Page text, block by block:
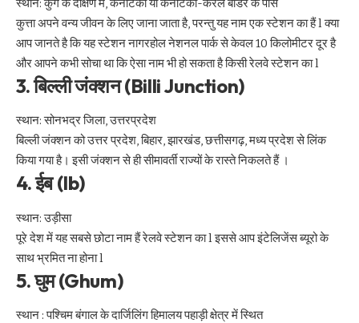
स्थान: कुर्ग के दक्षिण में, कर्नाटका या कर्नाटका-केरल बॉर्डर के पास
कुत्ता अपने वन्य जीवन के लिए जाना जाता है, परन्तु यह नाम एक स्टेशन का हैं l क्या
आप जानते है कि यह स्टेशन नागरहोल नेशनल पार्क से केवल 10 किलोमीटर दूर है
और आपने कभी सोचा था कि ऐसा नाम भी हो सकता है किसी रेलवे स्टेशन का l
3. बिल्ली जंक्शन (Billi Junction)
स्थान: सोनभद्र जिला, उत्तरप्रदेश
बिल्ली जंक्शन को उत्तर प्रदेश, बिहार, झारखंड, छत्तीसगढ़, मध्य प्रदेश से लिंक
किया गया है। इसी जंक्शन से ही सीमावर्ती राज्यों के रास्ते निकलते हैं ।
4. ईब (Ib)
स्थान: उड़ीसा
पूरे देश में यह सबसे छोटा नाम हैं रेलवे स्टेशन का l इससे आप इंटेलिजेंस ब्यूरो के
साथ भ्रमित ना होना l
5. घुम (Ghum)
स्थान : पश्चिम बंगाल के दार्जिलिंग हिमालय पहाड़ी क्षेत्र में स्थित